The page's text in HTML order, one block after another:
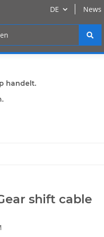
DE News
handelt.
shift cable